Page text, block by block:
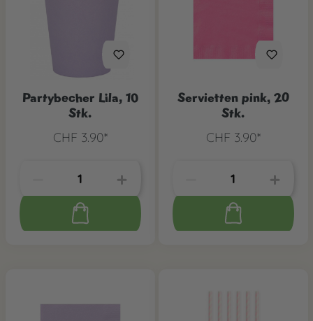
Partybecher Lila, 10
Stk.
CHF 3.90*
Servietten pink, 20
Stk.
CHF 3.90*